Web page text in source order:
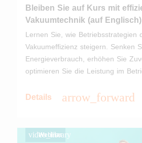
Bleiben Sie auf Kurs mit
Vakuumtechnik (auf Englisch)
Lernen Sie, wie Betriebsstrategien
Vakuumeffizienz steigern. Senken
Energieverbrauch, erhöhen Sie
optimieren Sie die Leistung im
Details arrow_forward
video_library
Webinar